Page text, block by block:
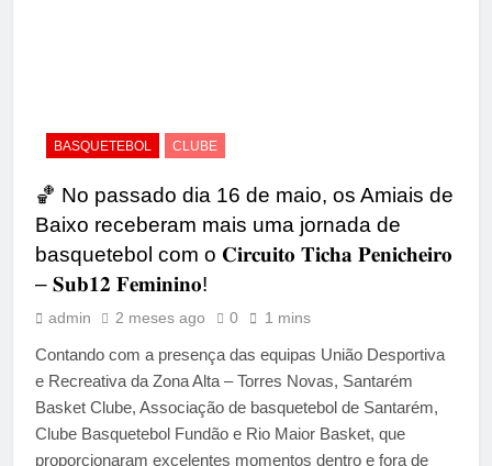
BASQUETEBOL CLUBE
🏀 No passado dia 16 de maio, os Amiais de
Baixo receberam mais uma jornada de
basquetebol com o 𝐂𝐢𝐫𝐜𝐮𝐢𝐭𝐨 𝐓𝐢𝐜𝐡𝐚 𝐏𝐞𝐧𝐢𝐜𝐡𝐞𝐢𝐫𝐨
– 𝐒𝐮𝐛𝟏𝟐 𝐅𝐞𝐦𝐢𝐧𝐢𝐧𝐨!
admin 2 meses ago 0 1 mins
Contando com a presença das equipas União Desportiva
e Recreativa da Zona Alta – Torres Novas, Santarém
Basket Clube, Associação de basquetebol de Santarém,
Clube Basquetebol Fundão e Rio Maior Basket, que
proporcionaram excelentes momentos dentro e fora de